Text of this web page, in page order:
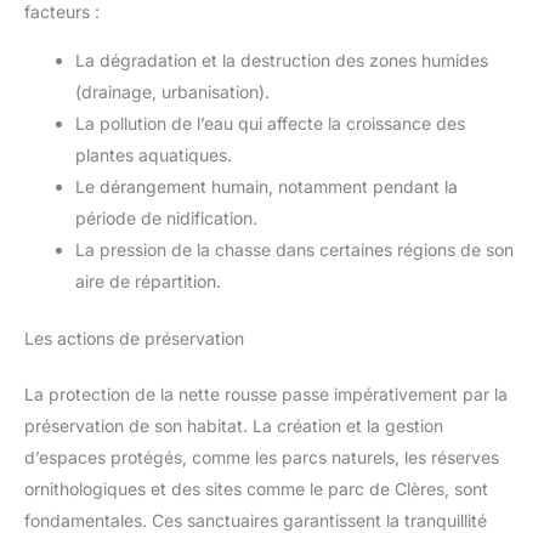
facteurs :
La dégradation et la destruction des zones humides
(drainage, urbanisation).
La pollution de l’eau qui affecte la croissance des
plantes aquatiques.
Le dérangement humain, notamment pendant la
période de nidification.
La pression de la chasse dans certaines régions de son
aire de répartition.
Les actions de préservation
La protection de la nette rousse passe impérativement par la
préservation de son habitat. La création et la gestion
d’espaces protégés, comme les parcs naturels, les réserves
ornithologiques et des sites comme le parc de Clères, sont
fondamentales. Ces sanctuaires garantissent la tranquillité